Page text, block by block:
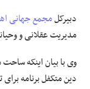
دبیرکلمجمع جهانی
مدیریت عقلانی و
وی با بیان اینکه
دین متکفل برنامه